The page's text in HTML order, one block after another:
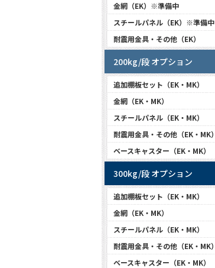
金網（EK）※準備中
スチールパネル（EK）※準備中
耐震用金具・その他（EK）
200kg/段 オプション
追加棚板セット（EK・MK）
金網（EK・MK）
スチールパネル（EK・MK）
耐震用金具・その他（EK・MK）
ベースキャスター（EK・MK）
300kg/段 オプション
追加棚板セット（EK・MK）
金網（EK・MK）
スチールパネル（EK・MK）
耐震用金具・その他（EK・MK）
ベースキャスター（EK・MK）